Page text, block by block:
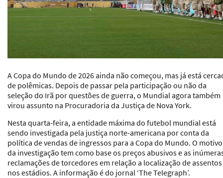
A Copa do Mundo de 2026 ainda não começou, mas já está
de polêmicas. Depois de passar pela participação ou não da
seleção do Irã por questões de guerra, o Mundial agora também
virou assunto na Procuradoria da Justiça de Nova York.
Nesta quarta-feira, a entidade máxima do futebol mundial está
sendo investigada pela justiça norte-americana por conta da
política de vendas de ingressos para a Copa do Mundo. O motivo
da investigação tem como base os preços abusivos e as
reclamações de torcedores em relação a localização de assentos
nos estádios. A informação é do jornal ‘The Telegraph’.